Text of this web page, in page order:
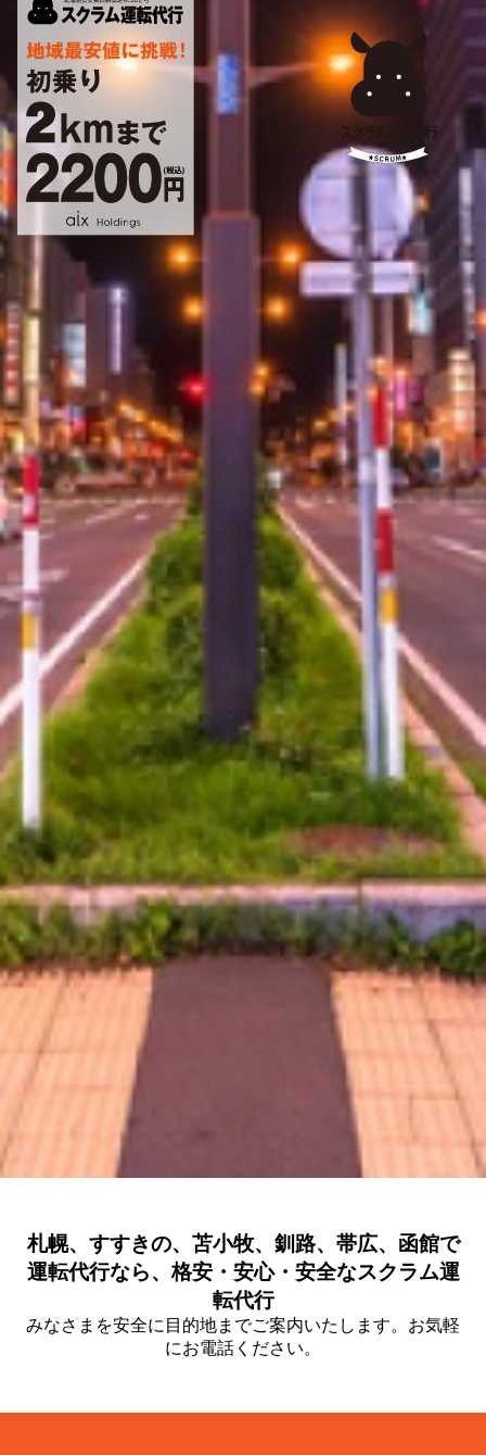
札幌、すすきの、苫小牧、釧路、帯広、函館で
運転代行なら、格安・安心・安全なスクラム運
転代行
みなさまを安全に目的地までご案内いたします。お気軽
にお電話ください。